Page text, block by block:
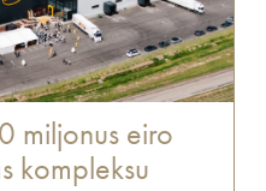
miljonus eiro
kompleksu